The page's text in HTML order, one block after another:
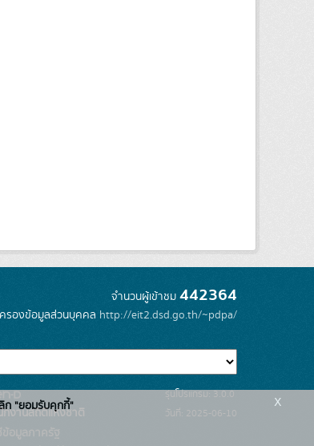
จำนวนผู้เข้าชม 442364
รองข้อมูลส่วนบุคคล http://eit2.dsd.go.th/~pdpa/
กงานสถิติแห่งชาติ
รุ่นโปรแกรม: 3.0.0
วันที่: 2025-06-10
ก "ยอมรับคุกกี้"
x